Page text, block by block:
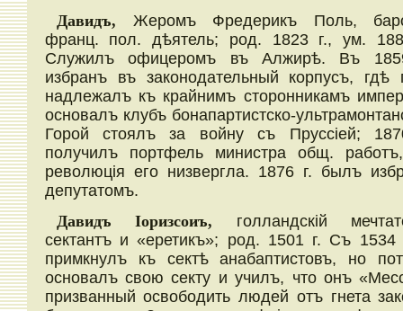
Давидъ, Жеромъ Фредерикъ Поль,
франц. пол. дѣятель; род. 1823 г., ум.
Служилъ офицеромъ въ Алжирѣ. Въ
избранъ въ законодательный корпусъ, гдѣ
надлежалъ къ крайнимъ сторонникамъ
основалъ клубъ бонапартистско-
Горой стоялъ за войну съ Пруссіей;
получилъ портфель министра общ.
революція его низвергла. 1876 г. былъ
депутатомъ.
Давидъ Іоризсоиъ, голландскій
сектантъ и «еретикъ»; род. 1501 г. Съ 1534
примкнулъ къ сектѣ анабаптистовъ, но
основалъ свою секту и училъ, что онъ
призванный освободить людей отъ гнета